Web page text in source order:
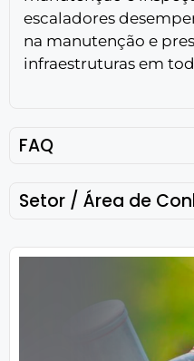
escaladores
na manutenção e
infraestruturas em
FAQ
Setor / Área de